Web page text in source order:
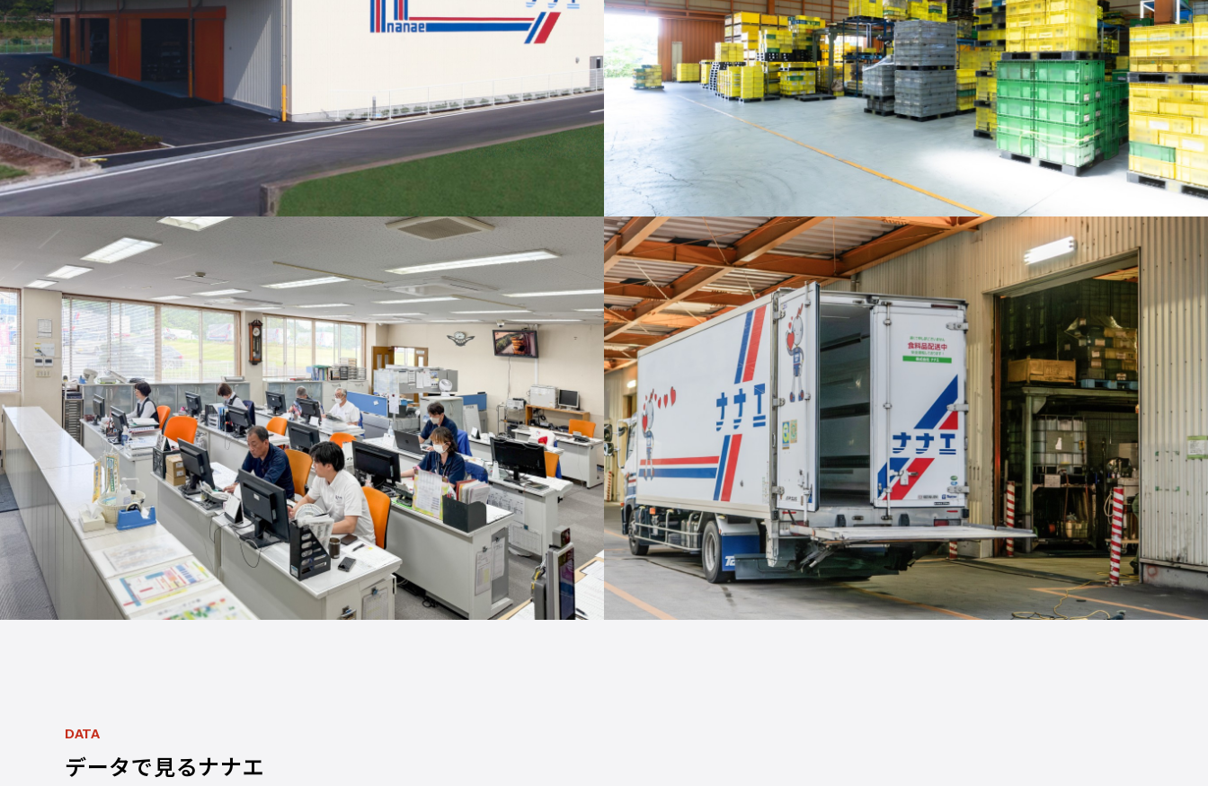
DATA
データで見るナナエ